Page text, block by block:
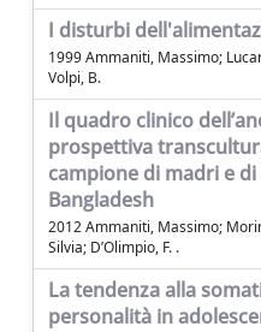
I disturbi
1999 Ammaniti, Massimo;
Volpi, B.
Il quadro clinico
prospettiva
campione di madri e
Bangladesh
2012 Ammaniti, Massimo;
Silvia; D’Olimpio, F. .
La tendenza alla
personalità in